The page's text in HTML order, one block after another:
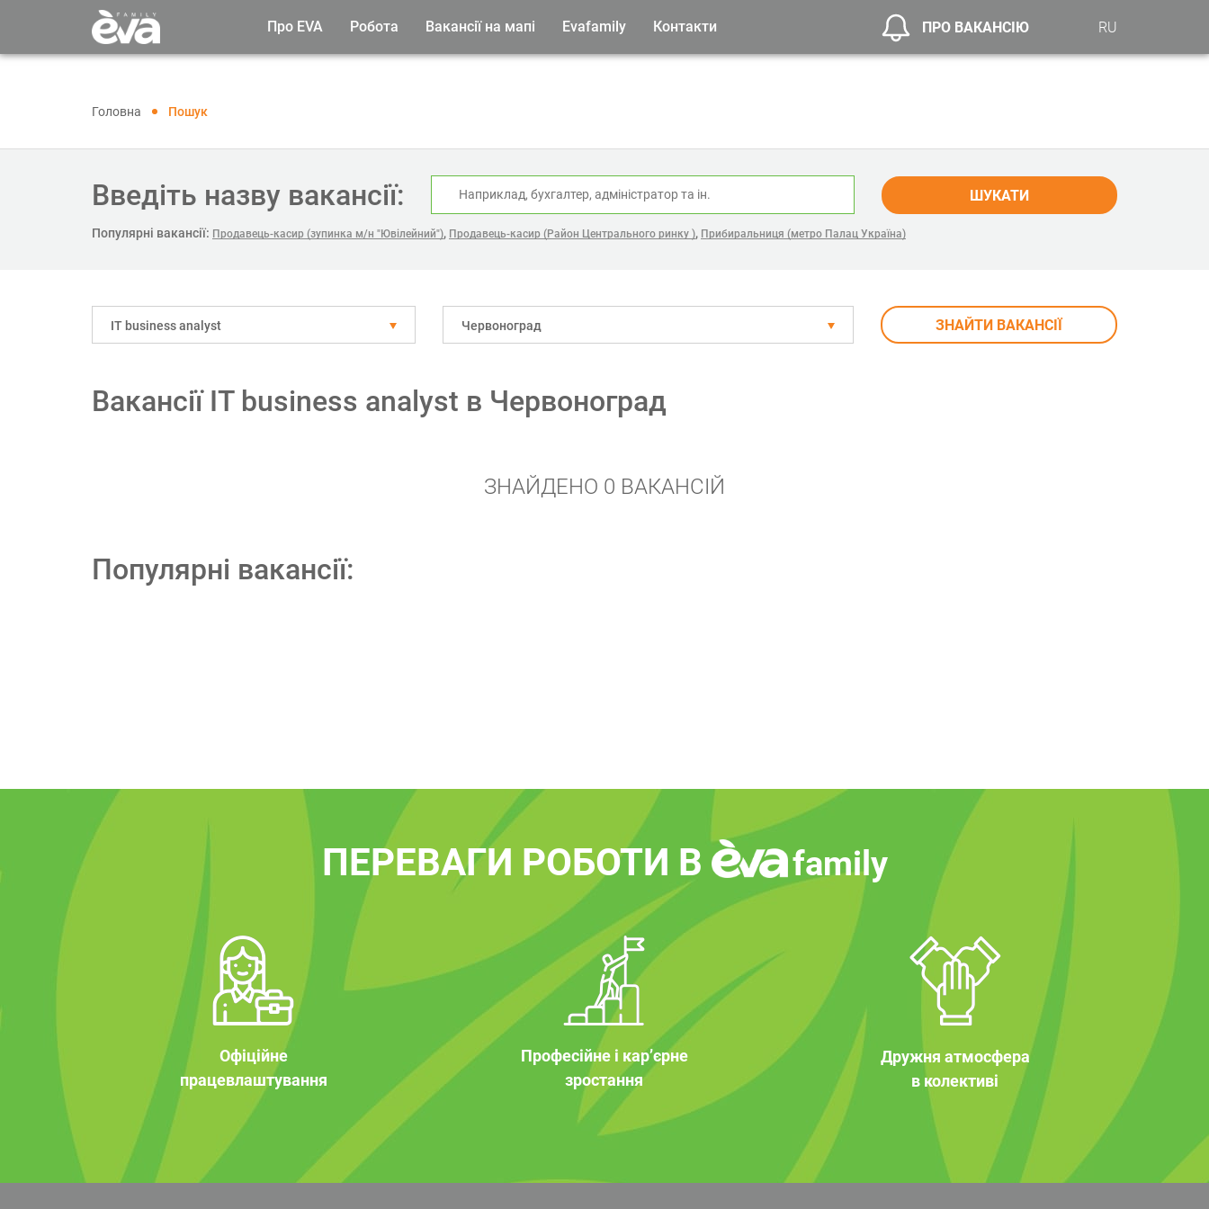
Про EVA Робота Вакансії на мапі Evafamily Контакти ПРО ВАКАНСІЮ RU
Головна Пошук
Введіть назву вакансії: ШУКАТИ
Популярні вакансії: Продавець-касир (зупинка м/н "Ювілейний"), Продавець-касир (Район Центрального ринку ), Прибиральниця (метро Палац Україна)
IT business analyst Червоноград ЗНАЙТИ ВАКАНСІЇ
Вакансії IT business analyst в Червоноград
ЗНАЙДЕНО 0 ВАКАНСІЙ
Популярні вакансії:
ПЕРЕВАГИ РОБОТИ В family
Офіційне
працевлаштування
Професійне і кар’єрне
зростання
Дружня атмосфера
в колективі